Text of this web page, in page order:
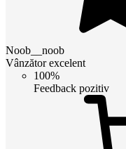
Noob__noob
Vânzător excelent
100%
Feedback pozitiv